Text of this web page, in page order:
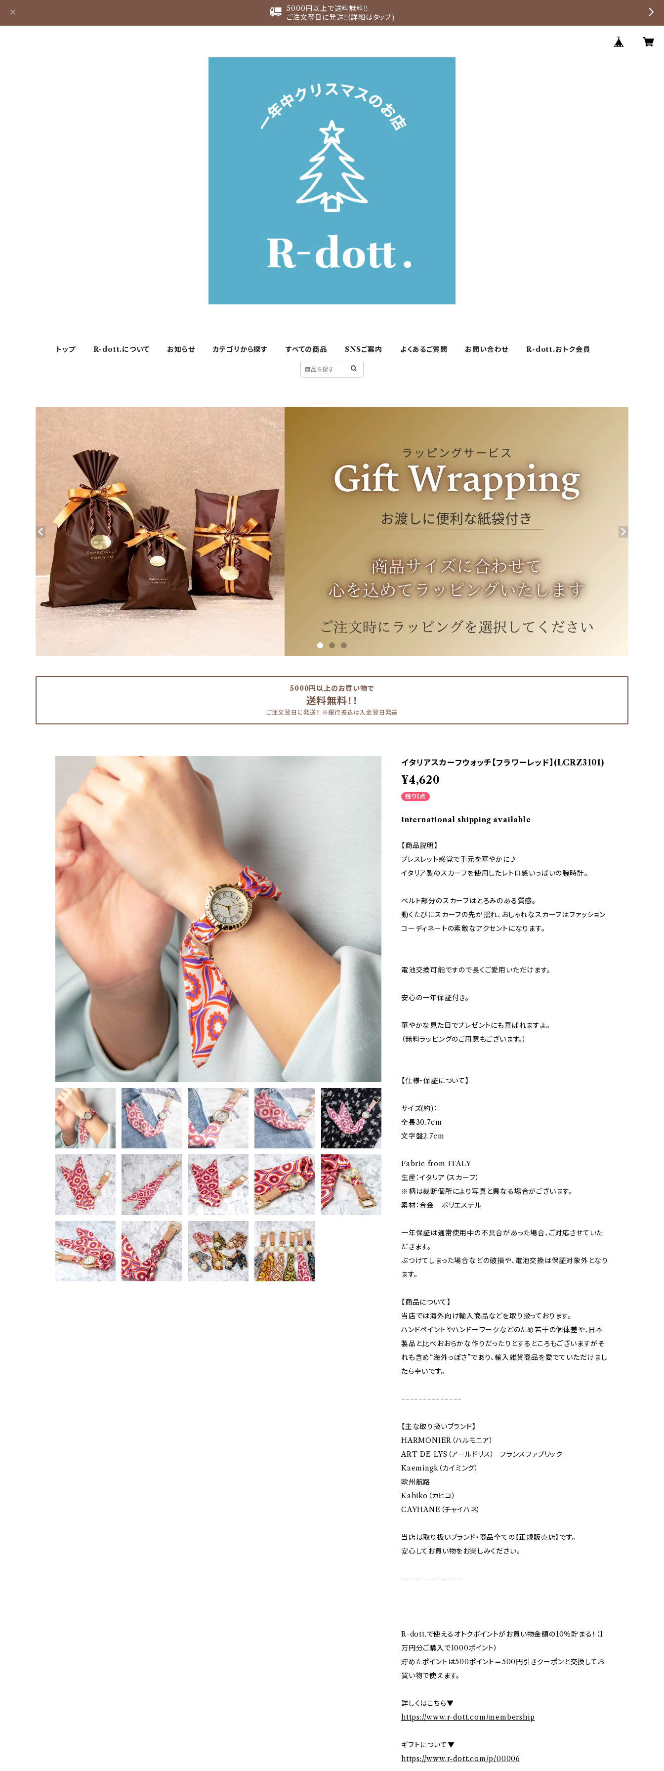
5000円以上で送料無料‼︎
ご注文翌日に発送‼︎(詳細はタップ)
トップ R-dott.について お知らせ カテゴリから探す すべての商品 SNSご案内 よくあるご質問 お問い合わせ R-dott.おトク会員
5000円以上のお買い物で
送料無料！！
ご注文翌日に発送‼︎ ※銀行振込は入金翌日発送
イタリアスカーフウォッチ【フラワーレッド】(LCRZ3101)
¥4,620
残り1点
International shipping available
【商品説明】
ブレスレット感覚で手元を華やかに♪
イタリア製のスカーフを使用したレトロ感いっぱいの腕時計。
ベルト部分のスカーフはとろみのある質感。
動くたびにスカーフの先が揺れ、おしゃれなスカーフはファッション
コーディネートの素敵なアクセントになります。
電池交換可能ですので長くご愛用いただけます。
安心の一年保証付き。
華やかな見た目でプレゼントにも喜ばれますよ。
（無料ラッピングのご用意もございます。）
【仕様・保証について】
サイズ(約)：
全長30.7cm
文字盤2.7cm
Fabric from ITALY
生産：イタリア（スカーフ）
※柄は裁断個所により写真と異なる場合がございます。
素材：合金 ポリエステル
一年保証は通常使用中の不具合があった場合、ご対応させていた
だきます。
ぶつけてしまった場合などの破損や、電池交換は保証対象外となり
ます。
【商品について】
当店では海外向け輸入商品などを取り扱っております。
ハンドペイントやハンドーワークなどのため若干の個体差や、日本
製品と比べおおらかな作りだったりとするところもございますがそ
れも含め“海外っぽさ”であり、輸入雑貨商品を愛でていただけまし
たら幸いです。
−−−−−−−−−−−−−−
【主な取り扱いブランド】
HARMONIER（ハルモニア）
ART DE LYS（アールドリス）- フランスファブリック -
Kaemingk（カイミング）
欧州航路
Kahiko（カヒコ）
CAYHANE（チャイハネ）
当店は取り扱いブランド・商品全ての【正規販売店】です。
安心してお買い物をお楽しみください。
−−−−−−−−−−−−−−
R-dott.で使えるオトクポイントがお買い物金額の10％貯まる！（1
万円分ご購入で1000ポイント）
貯めたポイントは500ポイント＝500円引きクーポンと交換してお
買い物で使えます。
詳しくはこちら▼
https://www.r-dott.com/membership
ギフトについて▼
https://www.r-dott.com/p/00006